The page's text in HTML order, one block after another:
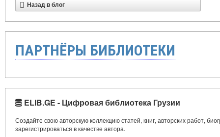
Назад в блог
ПАРТНЁРЫ БИБЛИОТЕКИ
ELIB.GE - Цифровая библиотека Грузии
Создайте свою авторскую коллекцию статей, книг, авторских работ,
зарегистрироваться в качестве автора.